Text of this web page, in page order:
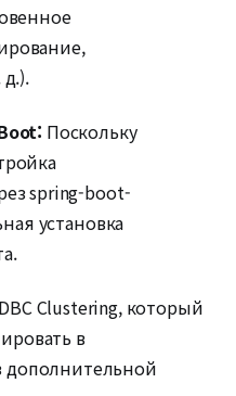
Поскольку
spring-boot-
установка
Clustering, который
в
дополнительной